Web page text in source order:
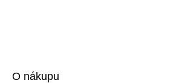
O nákupu